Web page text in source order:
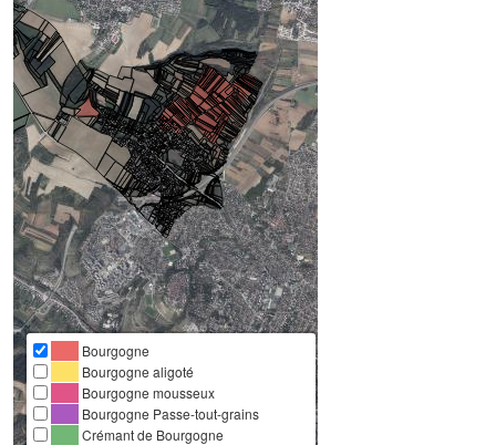
Bourgogne
Bourgogne aligoté
Bourgogne mousseux
Bourgogne Passe-tout-grains
Crémant de Bourgogne